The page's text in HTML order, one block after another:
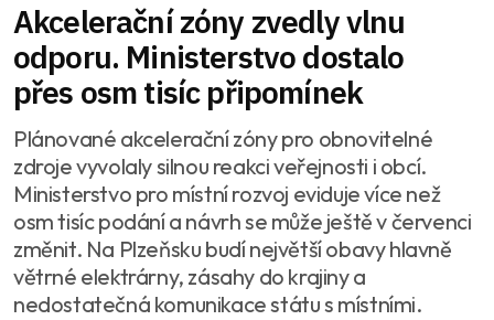
Akcelerační zóny zvedly vlnu
odporu. Ministerstvo dostalo
přes osm tisíc připomínek
Plánované akcelerační zóny pro obnovitelné
zdroje vyvolaly silnou reakci veřejnosti i obcí.
Ministerstvo pro místní rozvoj eviduje více než
osm tisíc podání a návrh se může ještě v červenci
změnit. Na Plzeňsku budí největší obavy hlavně
větrné elektrárny, zásahy do krajiny a
nedostatečná komunikace státu s místními.